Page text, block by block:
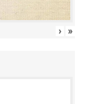
› »